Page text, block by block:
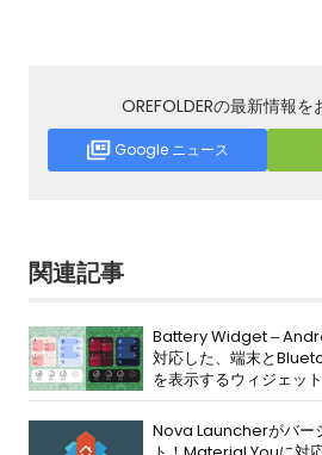
OREFOLDERの最新情報
Google ニュース
関連記事
Battery Widget –
対応した、端末と
を表示するウィジェット
Nova Launcherがバー